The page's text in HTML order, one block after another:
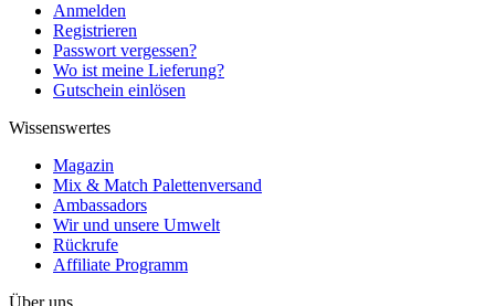
Anmelden
Registrieren
Passwort vergessen?
Wo ist meine Lieferung?
Gutschein einlösen
Wissenswertes
Magazin
Mix & Match Palettenversand
Ambassadors
Wir und unsere Umwelt
Rückrufe
Affiliate Programm